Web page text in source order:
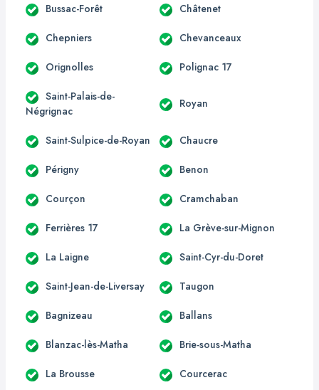
Bussac-Forêt Châtenet
Chepniers Chevanceaux
Orignolles Polignac 17
Saint-Palais-de-
Négrignac
Royan
Saint-Sulpice-de-Royan Chaucre
Périgny Benon
Courçon Cramchaban
Ferrières 17 La Grève-sur-Mignon
La Laigne Saint-Cyr-du-Doret
Saint-Jean-de-Liversay Taugon
Bagnizeau Ballans
Blanzac-lès-Matha Brie-sous-Matha
La Brousse Courcerac